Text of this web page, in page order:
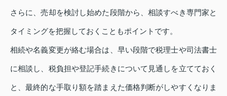
さらに、売却を検討し始めた段階から、相談すべき専門家と
タイミングを把握しておくこともポイントです。
相続や名義変更が絡む場合は、早い段階で税理士や司法書士
に相談し、税負担や登記手続きについて見通しを立てておく
と、最終的な手取り額を踏まえた価格判断がしやすくなりま